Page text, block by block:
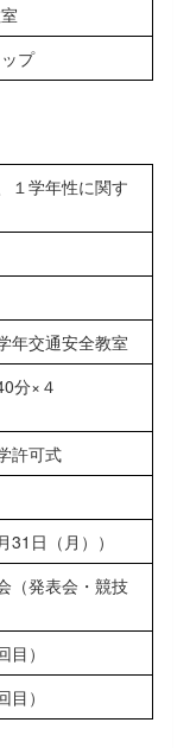
プ
１学年性に関す
年交通安全教室
分×４
許可式
31日（月））
（発表会・競技
）
）